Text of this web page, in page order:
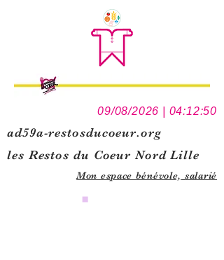
09/08/2026 | 04:12:50
ad59a-restosducoeur.org
les Restos du Coeur Nord Lille
Mon espace bénévole, salarié